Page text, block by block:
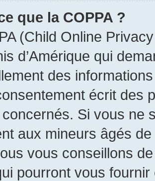
que la COPPA ?
(Child Online
d’Amérique qui
des
écrit des
Si vous ne
aux mineurs âgés
vous conseillons
pourront vous